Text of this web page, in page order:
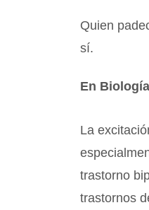
Quien
sí.
En Biología
La
trastorno
trastornos